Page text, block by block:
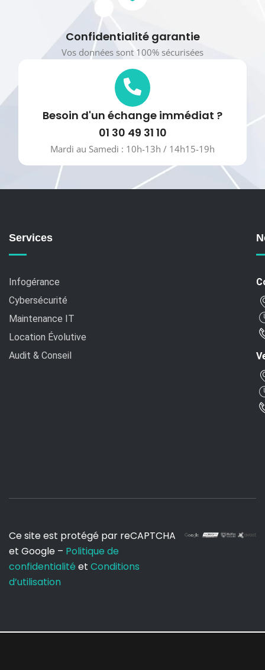
Confidentialité garantie
Vos données sont 100% sécurisées
Besoin d'un échange immédiat ?
01 30 49 31 10
Mardi au Samedi : 10h-13h / 14h15-19h
Services
Infogérance
Cybersécurité
Maintenance IT
Location Évolutive
Audit & Conseil
Ce site est protégé par reCAPTCHA
et Google – Politique de
confidentialité et Conditions
d’utilisation